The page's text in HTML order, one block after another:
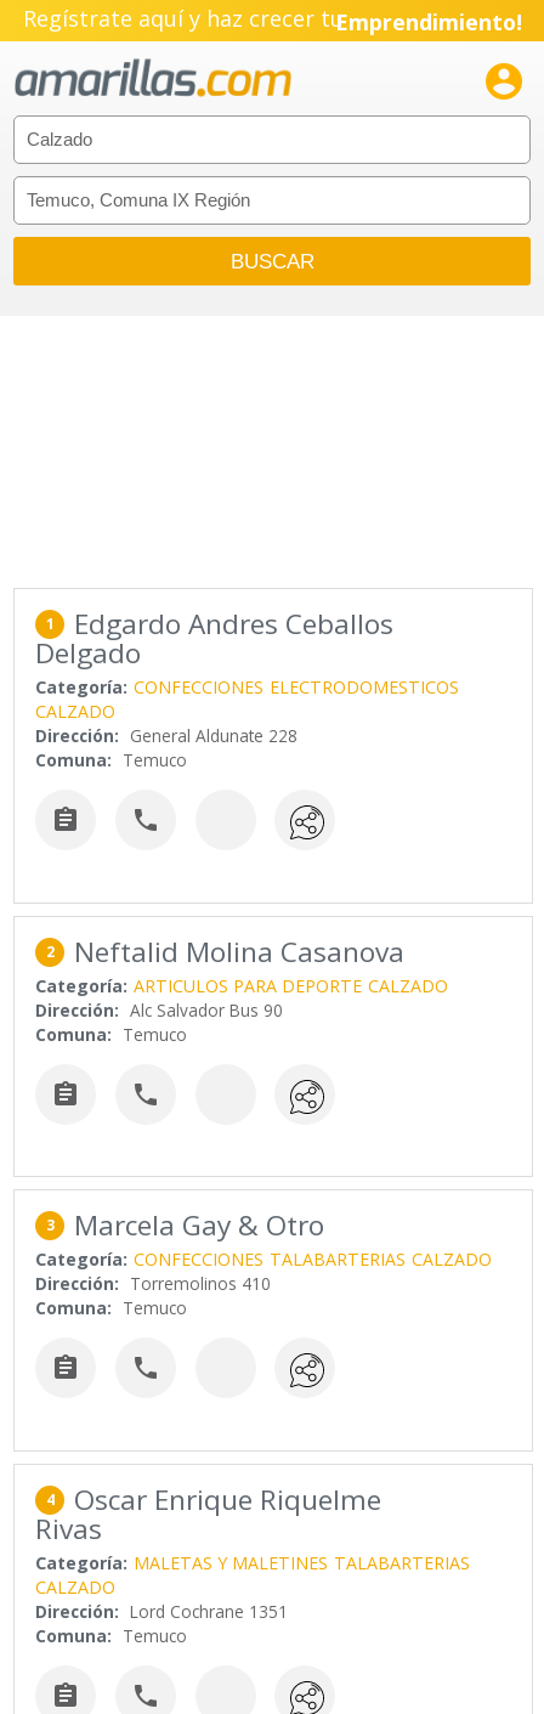
Regístrate aquí y haz crecer tuEmprendimiento!

1 Edgardo Andres Ceballos
Delgado
Categoría: CONFECCIONES ELECTRODOMESTICOS
CALZADO
Dirección: General Aldunate 228
Comuna: Temuco
 
2 Neftalid Molina Casanova
Categoría: ARTICULOS PARA DEPORTE CALZADO
Dirección: Alc Salvador Bus 90
Comuna: Temuco
 
3 Marcela Gay & Otro
Categoría: CONFECCIONES TALABARTERIAS CALZADO
Dirección: Torremolinos 410
Comuna: Temuco
 
4 Oscar Enrique Riquelme
Rivas
Categoría: MALETAS Y MALETINES TALABARTERIAS
CALZADO
Dirección: Lord Cochrane 1351
Comuna: Temuco
 